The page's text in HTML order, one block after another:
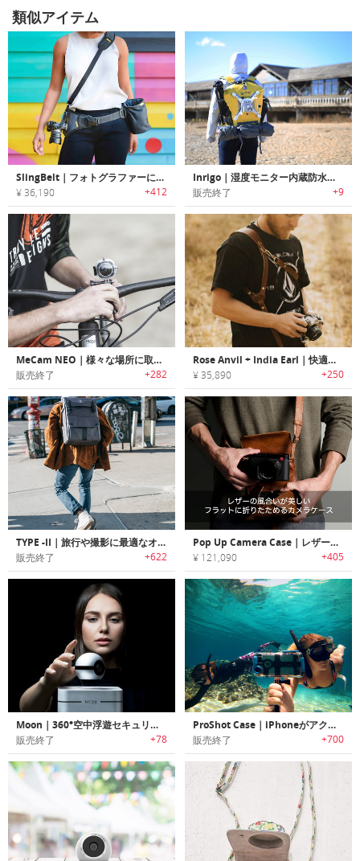
類似アイテム
SlingBelt｜フォトグラファーに最適なカメラを簡単持ち運べるカメラキャリーソリューション 「スリングベルト」
¥ 36,190 +412
Inrigo｜湿度モニター内蔵防水カメラバッグ「インリゴ」
販売終了 +9
MeCam NEO｜様々な場所に取り付け可能なスマートライフスタイルカメラ「ミーカムネオ」
販売終了 +282
Rose Anvil + India Earl｜快適に写真撮影可能なレザーカメラハーネス
¥ 35,890 +250
TYPE -II｜旅行や撮影に最適なオーガナイズバックパック「タイプツー」
販売終了 +622
Pop Up Camera Case｜レザーの風合いが美しいフラットに折りたためるカメラケース
¥ 121,090 +405
Moon｜360°空中浮遊セキュリティカメラ「ムーン」
販売終了 +78
ProShot Case｜iPhoneがアクションカメラに早変わりするアプリ連動完全防水ケース「プロショット・ケース」
販売終了 +700